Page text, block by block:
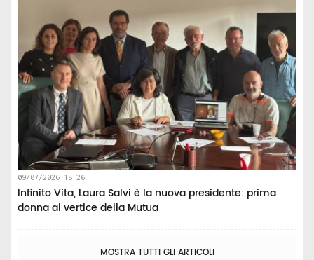
09/07/2026 18:26
Infinito Vita, Laura Salvi è la nuova presidente: prima
donna al vertice della Mutua
MOSTRA TUTTI GLI ARTICOLI